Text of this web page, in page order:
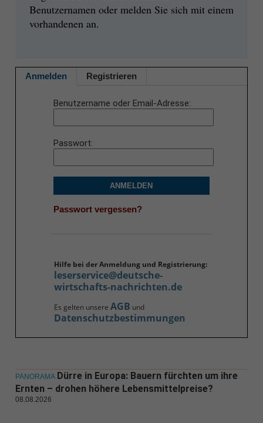
Benutzernamen oder melden Sie sich mit einem
vorhandenen an.
Anmelden Registrieren
Benutzername oder Email-Adresse
Passwort
ANMELDEN
Passwort vergessen?
Hilfe bei der Anmeldung und Registrierung:
leserservice@deutsche-
wirtschafts-nachrichten.de
Es gelten unsere AGB und
Datenschutzbestimmungen
PANORAMA Dürre in Europa: Bauern fürchten um ihre
Ernten – drohen höhere Lebensmittelpreise?
08.08.2026